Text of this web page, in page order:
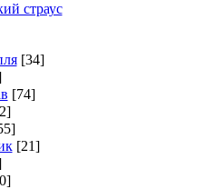
страус
[34]
[74]
[21]